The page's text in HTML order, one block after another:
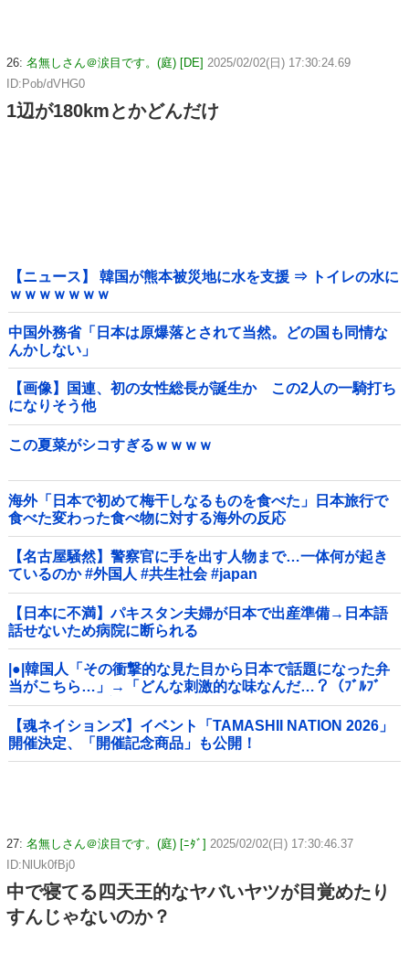
26: 名無しさん＠涙目です。(庭) [DE] 2025/02/02(日) 17:30:24.69
ID:Pob/dVHG0
1辺が180kmとかどんだけ
【ニュース】 韓国が熊本被災地に水を支援 ⇒ トイレの水に
ｗｗｗｗｗｗｗ
中国外務省「日本は原爆落とされて当然。どの国も同情な
んかしない」
【画像】国連、初の女性総長が誕生か この2人の一騎打ち
になりそう他
この夏菜がシコすぎるｗｗｗｗ
海外「日本で初めて梅干しなるものを食べた」日本旅行で
食べた変わった食べ物に対する海外の反応
【名古屋騒然】警察官に手を出す人物まで…一体何が起き
ているのか #外国人 #共生社会 #japan
【日本に不満】パキスタン夫婦が日本で出産準備→日本語
話せないため病院に断られる
|●|韓国人「その衝撃的な見た目から日本で話題になった弁
当がこちら…」→「どんな刺激的な味なんだ…？（ﾌﾞﾙﾌﾞ
ﾙ」＝韓国の反応
【魂ネイションズ】イベント「TAMASHII NATION 2026」
開催決定、「開催記念商品」も公開！
27: 名無しさん＠涙目です。(庭) [ﾆﾀﾞ] 2025/02/02(日) 17:30:46.37
ID:NlUk0fBj0
中で寝てる四天王的なヤバいヤツが目覚めたり
すんじゃないのか？